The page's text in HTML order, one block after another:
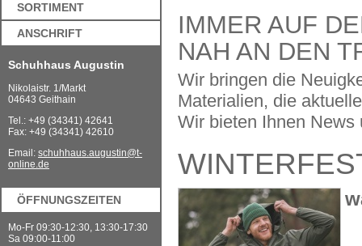
SORTIMENT
ANSCHRIFT
Schuhhaus Augustin
Nikolaistr. 1/Markt
04643 Geithain
Tel.: +49 (34341) 42641
Fax: +49 (34341) 42610
Email: schuhhaus.augustin@t-
online.de
ÖFFNUNGSZEITEN
Mo-Fr 09:30-12:30, 13:30-17:30
Sa 09:00-11:00
IMMER AUF
NAH AN DEN
Wir bringen die
Materialien, die
Wir bieten Ihnen News